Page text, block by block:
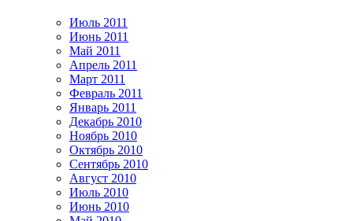
Июль 2011
Июнь 2011
Май 2011
Апрель 2011
Март 2011
Февраль 2011
Январь 2011
Декабрь 2010
Ноябрь 2010
Октябрь 2010
Сентябрь 2010
Август 2010
Июль 2010
Июнь 2010